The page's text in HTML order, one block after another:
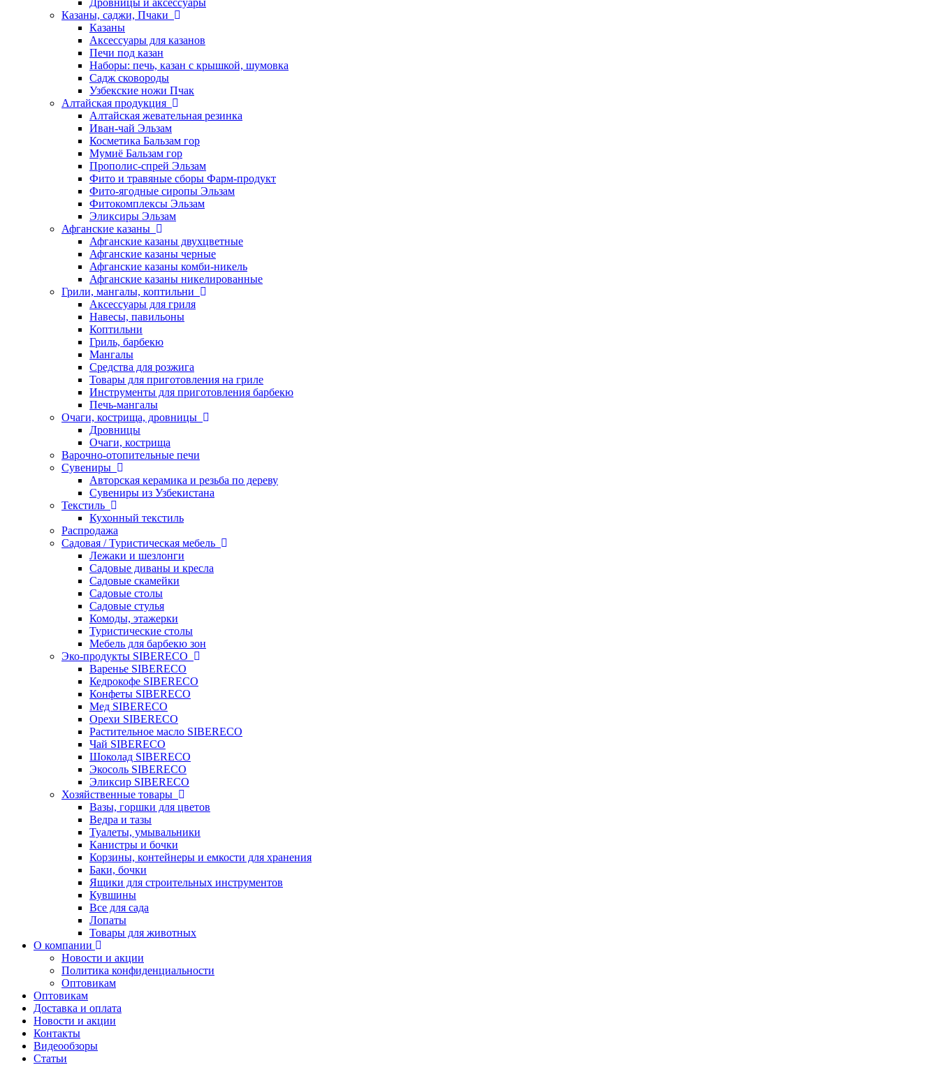
Дровницы и аксессуары
Казаны, саджи, Пчаки
Казаны
Аксессуары для казанов
Печи под казан
Наборы: печь, казан с крышкой, шумовка
Садж сковороды
Узбекские ножи Пчак
Алтайская продукция
Алтайская жевательная резинка
Иван-чай Эльзам
Косметика Бальзам гор
Мумиё Бальзам гор
Прополис-спрей Эльзам
Фито и травяные сборы Фарм-продукт
Фито-ягодные сиропы Эльзам
Фитокомплексы Эльзам
Эликсиры Эльзам
Афганские казаны
Афганские казаны двухцветные
Афганские казаны черные
Афганские казаны комби-никель
Афганские казаны никелированные
Грили, мангалы, коптильни
Аксессуары для гриля
Навесы, павильоны
Коптильни
Гриль, барбекю
Мангалы
Средства для розжига
Товары для приготовления на гриле
Инструменты для приготовления барбекю
Печь-мангалы
Очаги, кострища, дровницы
Дровницы
Очаги, кострища
Варочно-отопительные печи
Сувениры
Авторская керамика и резьба по дереву
Сувениры из Узбекистана
Текстиль
Кухонный текстиль
Распродажа
Садовая / Туристическая мебель
Лежаки и шезлонги
Садовые диваны и кресла
Садовые скамейки
Садовые столы
Садовые стулья
Комоды, этажерки
Туристические столы
Мебель для барбекю зон
Эко-продукты SIBERECO
Варенье SIBERECO
Кедрокофе SIBERECO
Конфеты SIBERECO
Мед SIBERECO
Орехи SIBERECO
Растительное масло SIBERECO
Чай SIBERECO
Шоколад SIBERECO
Экосоль SIBERECO
Эликсир SIBERECO
Хозяйственные товары
Вазы, горшки для цветов
Ведра и тазы
Туалеты, умывальники
Канистры и бочки
Корзины, контейнеры и емкости для хранения
Баки, бочки
Ящики для строительных инструментов
Кувшины
Все для сада
Лопаты
Товары для животных
О компании
Новости и акции
Политика конфиденциальности
Оптовикам
Оптовикам
Доставка и оплата
Новости и акции
Контакты
Видеообзоры
Статьи